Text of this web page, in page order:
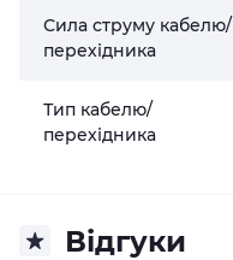
Сила струму кабелю/
перехідника
Тип кабелю/
перехідника
Відгуки